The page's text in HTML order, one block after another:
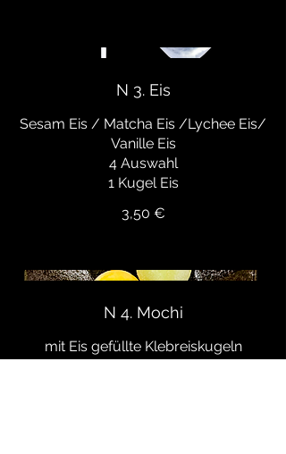
N 3. Eis
Sesam Eis / Matcha Eis /Lychee Eis/
Vanille Eis
4 Auswahl
1 Kugel Eis
3,50 €
N 4. Mochi
mit Eis gefüllte Klebreiskugeln